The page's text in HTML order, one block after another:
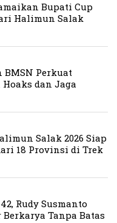
Bupati Cup
Halimun Salak
BMSN Perkuat
dan Jaga
Salak 2026 Siap
18 Provinsi di Trek
Rudy Susmanto
Tanpa Batas